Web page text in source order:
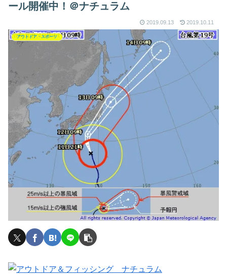
ール開催中！＠ナチュラム
2019.09.13 2019.10.11
アウトドア・スポーツ